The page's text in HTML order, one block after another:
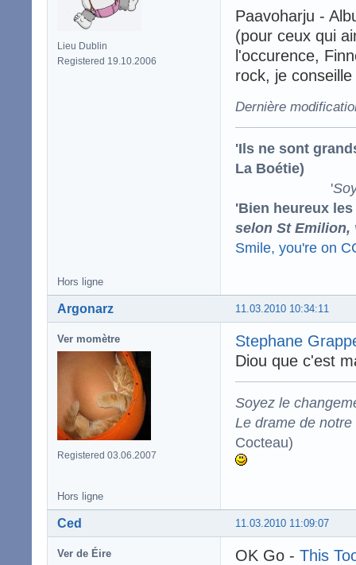
Lieu Dublin
Registered 19.10.2006
Paavoharju -
(pour ceux qui
l'occurence,
rock, je
Dernière
'Ils ne sont
La Boétie)
'
'Bien heureux
selon St Emilion,
Smile, you're on
Hors ligne
11.03.2010 10:34:11
Argonarz
Ver momètre
Registered 03.06.2007
Stephane
Diou que c'est
Soyez le
Le drame de
Cocteau)
Hors ligne
11.03.2010 11:09:07
Ced
Ver de Éire OK Go - This